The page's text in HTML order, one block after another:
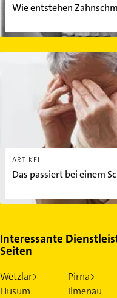
Wie entstehen
ARTIKEL
Das passiert bei einem
Das passiert bei einem
Interessante
Seiten
Wetzlar> Pirna>
Husum
Ilmenau